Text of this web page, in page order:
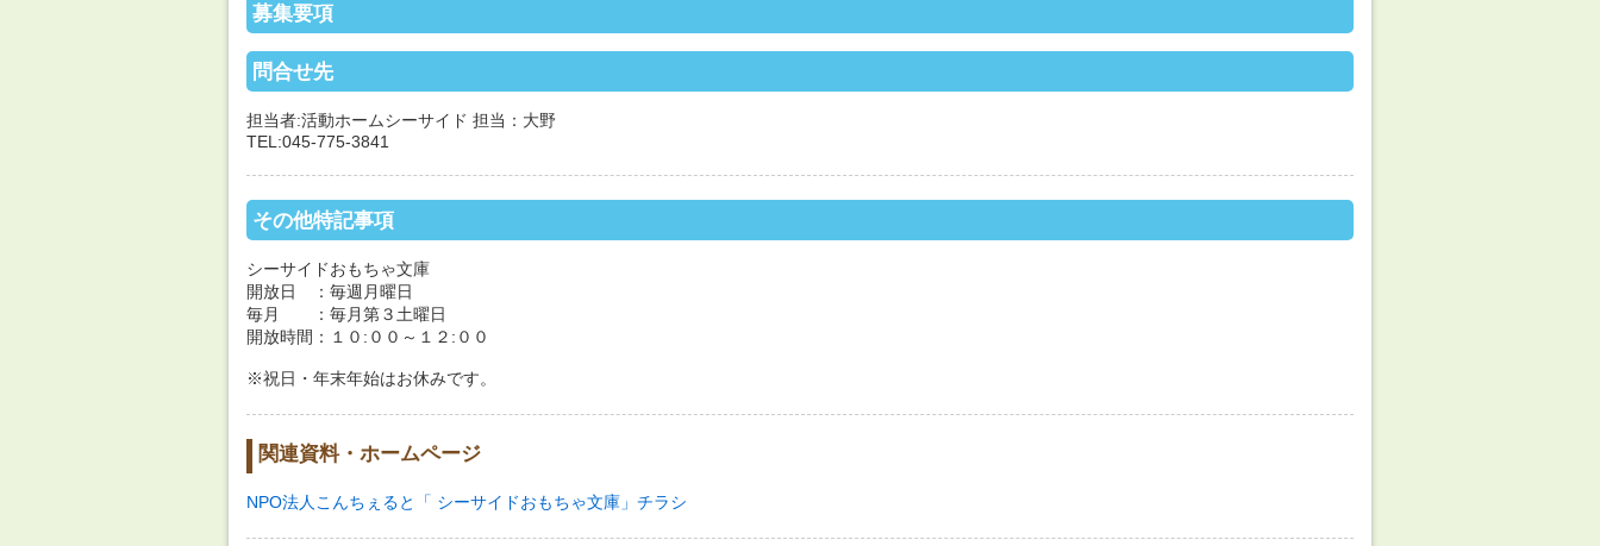
募集要項
問合せ先
担当者:活動ホームシーサイド 担当：大野
TEL:045-775-3841
その他特記事項
シーサイドおもちゃ文庫
開放日 ：毎週月曜日
毎月 ：毎月第３土曜日
開放時間：１０:００～１２:００
※祝日・年末年始はお休みです。
関連資料・ホームページ
NPO法人こんちぇると「 シーサイドおもちゃ文庫」チラシ